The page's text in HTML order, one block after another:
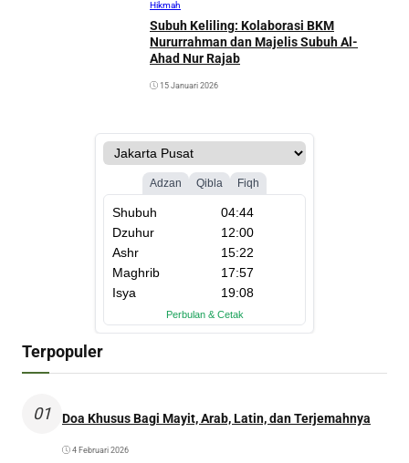
Hikmah
Subuh Keliling: Kolaborasi BKM
Nururrahman dan Majelis Subuh Al-
Ahad Nur Rajab
15 Januari 2026
Terpopuler
01 Doa Khusus Bagi Mayit, Arab, Latin, dan Terjemahnya
4 Februari 2026